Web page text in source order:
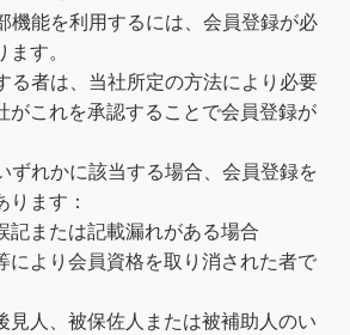
機能を利用するには、会員登録が必
す。
る者は、当社所定の方法により必要
がこれを承認することで会員登録が
ずれかに該当する場合、会員登録を
ます：
記または記載漏れがある場合
により会員資格を取り消された者で
見人、被保佐人または被補助人のい